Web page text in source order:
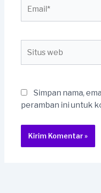
web
Simpan nama,
peramban ini untuk